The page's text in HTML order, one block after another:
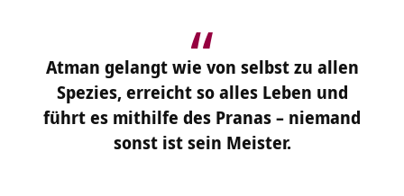
Atman gelangt wie von selbst zu allen
Spezies, erreicht so alles Leben und
führt es mithilfe des Pranas – niemand
sonst ist sein Meister.